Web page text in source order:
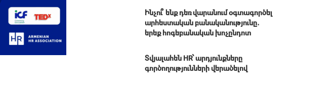
Ինչու՞ ենք դեռ վարանում օգտագործել
արհեստական բանականությունը․
երեք հոգեբանական խոչընդոտ
Տվյալահեն HR՝ արդյունքները
գործողությունների վերածելով